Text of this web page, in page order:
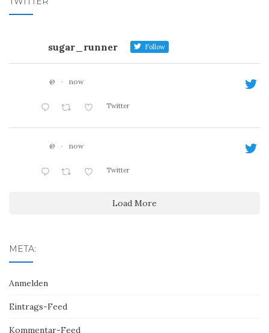
sugar_runner Follow
@ · now
Twitter
@ · now
Twitter
Load More
META:
Anmelden
Eintrags-Feed
Kommentar-Feed